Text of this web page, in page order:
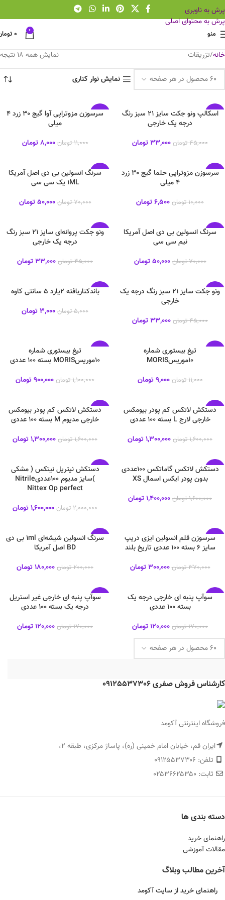
پرش به ناوبری
پرش به محتوای اصلی
منو 0
0
خانه تزریقات نمایش همه 18 نتیجه
نمایش نوار کناری
-27%
اسکالپ ونو جکت سایز 21 سبز رنگ
درجه یک خارجی
45,000 تومان 33,000تومان
-27%
سرسوزن مزوتراپی آوا گیج ۳۰ زرد ۴
میلی
11,000 تومان 8,000 تومان
-35%
سرسوزن مزوتراپی حلما گیج ۳۰ زرد
۴ میلی
10,000 تومان 6,500تومان
-29%
سرنگ انسولین بی دی اصل آمریکا
1ML یک سی سی
70,000 تومان 50,000 تومان
-29%
سرنگ انسولین بی دی اصل آمریکا
نیم سی سی
70,000 تومان 50,000 تومان
-27%
ونو جکت پروانه‌ای سایز 21 سبز رنگ
درجه یک خارجی
45,000 تومان 33,000تومان
-27%
ونو جکت سایز 21 سبز رنگ درجه یک
خارجی
45,000 تومان 33,000تومان
-40%
باندکناربافته ۲یارد ۵ سانتی کاوه
5,000 تومان 3,000تومان
تيغ بیستوری شماره
10موریسMORIS
11,000 تومان 9,000 تومان
تيغ بیستوری شماره
10موریسMORIS بسته ۱۰۰ عددی
1,100,000 تومان 900,000تومان
-19%
دستکش لاتکس کم پودر بیومکس
خارجی لارج L بسته ۱۰۰ عددی
1,600,000 تومان 1,300,000تومان
-19%
دستکش لاتکس کم پودر بیومکس
خارجی مدیوم M بسته ۱۰۰ عددی
1,600,000 تومان 1,300,000تومان
-13%
دستکش لاتکس گاماتکس ۱۰۰عددی
بدون پودر ایکس اسمال XS
1,600,000 تومان 1,400,000تومان
-20%دستکش نیتریل نیتکس ( مشکی
)سایز مدیوم ۱۰۰عددیNitrile
Nittex Op perfect
2,000,000 تومان 1,600,000تومان
-19%
سرسوزن قلم انسولین ایزی دریپ
سایز ۶ بسته ۱۰۰ عددی تاریخ بلند
370,000 تومان 300,000 تومان
-10%
سرنگ انسولین شیشه‌ای 1ml بی دی
BD اصل آمریکا
200,000 تومان 180,000تومان
-29%سوآپ پنبه ای خارجی درجه یک
بسته ۱۰۰ عددی
170,000 تومان 120,000تومان
-29%
سوآپ پنبه ای خارجی غیر استریل
درجه یک بسته ۱۰۰ عددی
170,000 تومان 120,000تومان
کارشناس فروش صفری 09125537306
فروشگاه اینترنتی آکومد
ایران قم، خیابان امام خمینی (ره)، پاساژ مرکزی، طبقه 2،
تلفن: ۰۹۱۲۵۵۳۷۳۰۶
ثابت: ۰۲۵۳۶۶۲۵۳۵۰
دسته بندی ها
راهنمای خرید
مقالات آموزشی
آخرین مطالب وبلاگ
راهنمای خرید از سایت آکومد